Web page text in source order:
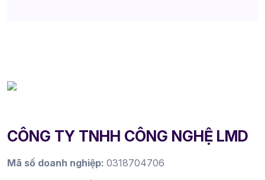
CÔNG TY TNHH CÔNG NGHỆ LMD
Mã số doanh nghiệp: 0318704706